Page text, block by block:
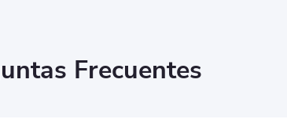
Frecuentes